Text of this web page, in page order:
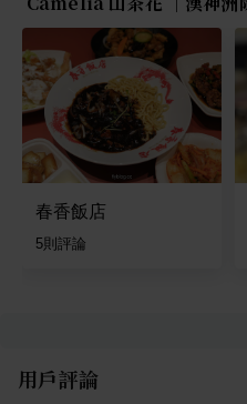
春香飯店
5則評論
用戶評論